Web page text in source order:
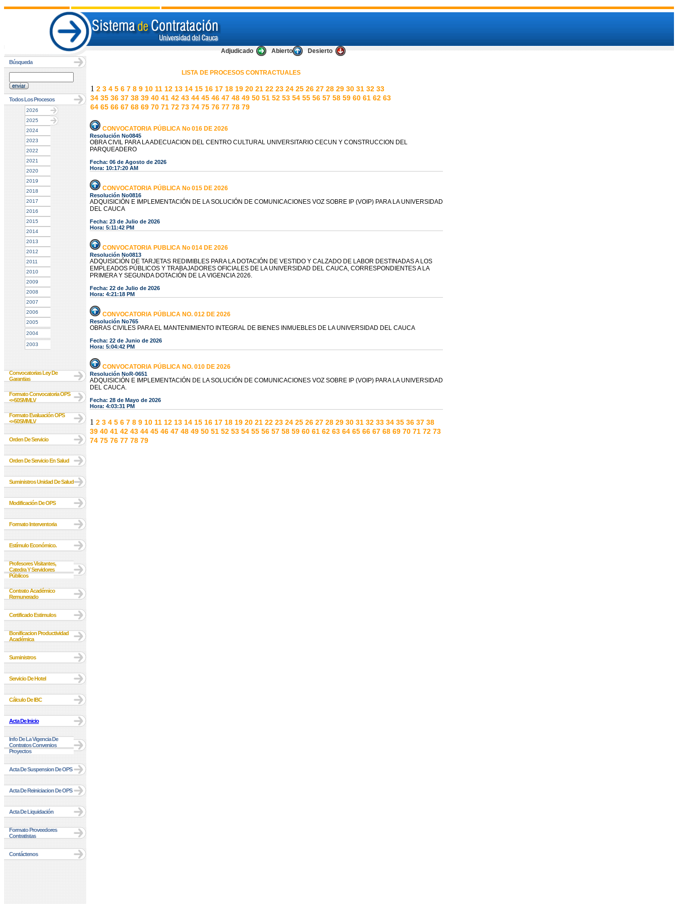
Adjudicado Abierto Desierto
Búsqueda
Todos Los Procesos
2026
2025
2024
2023
2022
2021
2020
2019
2018
2017
2016
2015
2014
2013
2012
2011
2010
2009
2008
2007
2006
2005
2004
2003
Convocatorias Ley De
Garantias
Formato Convocatoria OPS
<=50SMMLV
Formato Evaluación OPS
<=50SMMLV
Orden De Servicio
Orden De Servicio En Salud
Suministros Unidad De Salud
Modificación De OPS
Formato Interventoria
Estímulo Económico.
Profesores Visitantes,
Catedra Y Servidores
Públicos
Contrato Académico
Remunerado
Certificado Estimulos
Bonificacion Productividad
Académica
Suministros
Servicio De Hotel
Cálculo De IBC
Acta De Inicio
Info De La Vigencia De
Contratos Convenios
Proyectos
Acta De Suspension De OPS
Acta De Reiniciacion De OPS
Acta De Liquidación
Formato Proveedores
Contratistas
Contáctenos
LISTA DE PROCESOS CONTRACTUALES
1 2 3 4 5 6 7 8 9 10 11 12 13 14 15 16 17 18 19 20 21 22 23 24 25 26 27 28 29 30 31 32 33
34 35 36 37 38 39 40 41 42 43 44 45 46 47 48 49 50 51 52 53 54 55 56 57 58 59 60 61 62 63
64 65 66 67 68 69 70 71 72 73 74 75 76 77 78 79
CONVOCATORIA PÚBLICA No 016 DE 2026
Resolución No0845
OBRA CIVIL PARA LA ADECUACION DEL CENTRO CULTURAL UNIVERSITARIO CECUN Y CONSTRUCCION DEL
PARQUEADERO
Fecha: 06 de Agosto de 2026
Hora: 10:17:20 AM
CONVOCATORIA PÚBLICA No 015 DE 2026
Resolución No0816
ADQUISICIÓN E IMPLEMENTACIÓN DE LA SOLUCIÓN DE COMUNICACIONES VOZ SOBRE IP (VOIP) PARA LA UNIVERSIDAD
DEL CAUCA
Fecha: 23 de Julio de 2026
Hora: 5:11:42 PM
CONVOCATORIA PUBLICA No 014 DE 2026
Resolución No0813
ADQUISICIÓN DE TARJETAS REDIMIBLES PARA LA DOTACIÓN DE VESTIDO Y CALZADO DE LABOR DESTINADAS A LOS
EMPLEADOS PÚBLICOS Y TRABAJADORES OFICIALES DE LA UNIVERSIDAD DEL CAUCA, CORRESPONDIENTES A LA
PRIMERA Y SEGUNDA DOTACIÓN DE LA VIGENCIA 2026.
Fecha: 22 de Julio de 2026
Hora: 4:21:18 PM
CONVOCATORIA PÚBLICA NO. 012 DE 2026
Resolución No765
OBRAS CIVILES PARA EL MANTENIMIENTO INTEGRAL DE BIENES INMUEBLES DE LA UNIVERSIDAD DEL CAUCA
Fecha: 22 de Junio de 2026
Hora: 5:04:42 PM
CONVOCATORIA PÚBLICA NO. 010 DE 2026
Resolución NoR-0651
ADQUISICIÓN E IMPLEMENTACIÓN DE LA SOLUCIÓN DE COMUNICACIONES VOZ SOBRE IP (VOIP) PARA LA UNIVERSIDAD
DEL CAUCA.
Fecha: 28 de Mayo de 2026
Hora: 4:03:31 PM
1 2 3 4 5 6 7 8 9 10 11 12 13 14 15 16 17 18 19 20 21 22 23 24 25 26 27 28 29 30 31 32 33 34 35 36 37 38
39 40 41 42 43 44 45 46 47 48 49 50 51 52 53 54 55 56 57 58 59 60 61 62 63 64 65 66 67 68 69 70 71 72 73
74 75 76 77 78 79